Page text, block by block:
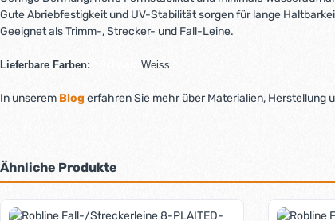
Gute Abriebfestigkeit und UV-Stabilität sorgen für lange
Geeignet als Trimm-, Strecker- und Fall-Leine.
Lieferbare Farben: Weiss
In unserem Blog erfahren Sie mehr über Materialien, Herstellung
Ähnliche Produkte
Produktgalerie überspringen